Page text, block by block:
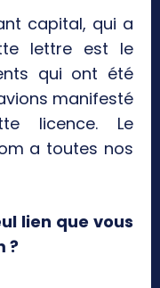
capital, qui a
lettre est le
qui ont été
manifesté
licence. Le
a toutes nos
lien que vous
?